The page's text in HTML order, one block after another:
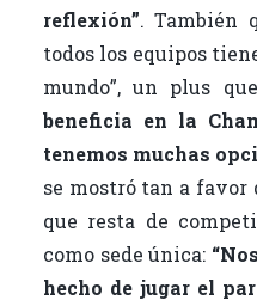
reflexión”. También
todos los equipos
mundo”, un plus que
beneficia en la
tenemos muchas
se mostró tan a favor
que resta de
como sede única:
hecho de jugar el